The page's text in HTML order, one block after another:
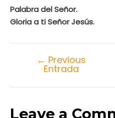
Palabra del Señor.
Gloria a ti Señor Jesús.
← Previous
Entrada
Leave a